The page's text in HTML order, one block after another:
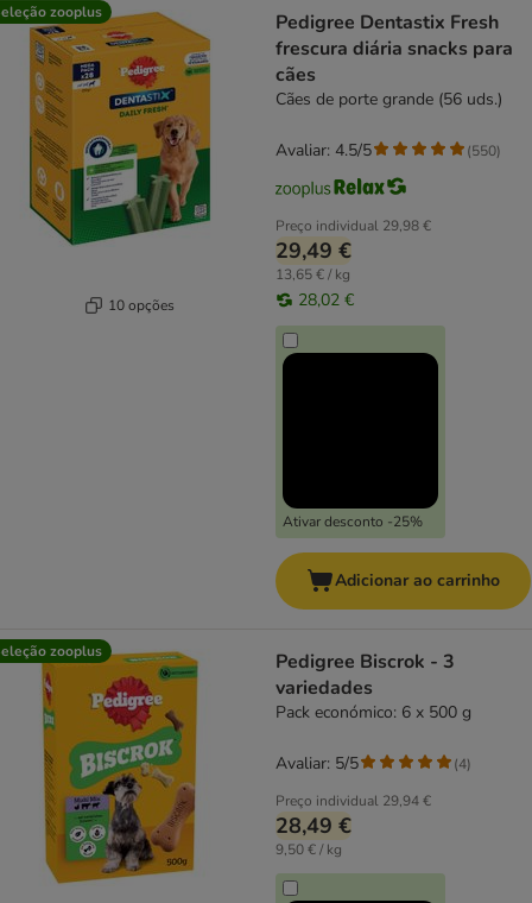
zooplus
10 opções
Pedigree Dentastix Fresh
frescura diária snacks para
cães
Cães de porte grande (56 uds.)
Preço individual 29,98 €
29,49 €
13,65 € / kg
28,02 €
Ativar desconto -25%
Avaliar: 4.5/5 (550)
Adicionar ao carrinho
zooplus
Pedigree Biscrok - 3
variedades
Pack económico: 6 x 500 g
Preço individual 29,94 €
28,49 €
9,50 € / kg
Avaliar: 5/5 (4)